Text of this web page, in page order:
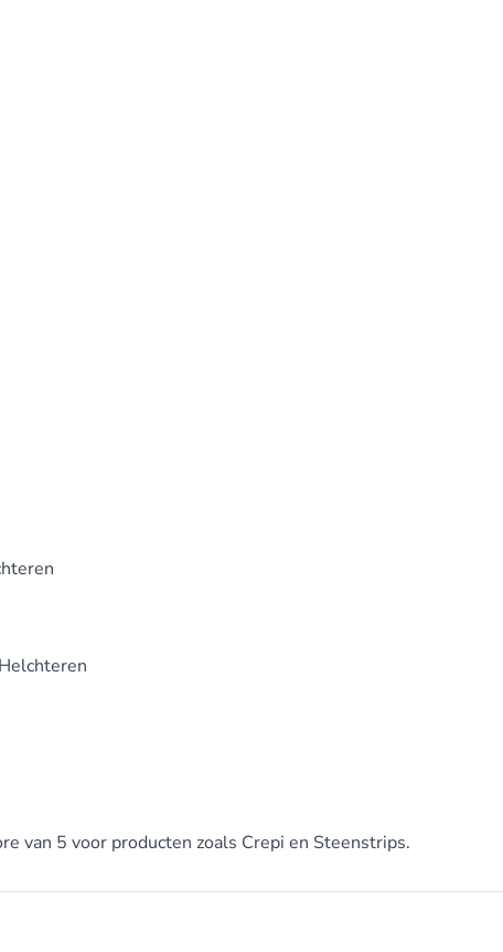
van 5 voor producten zoals Crepi en Steenstrips.